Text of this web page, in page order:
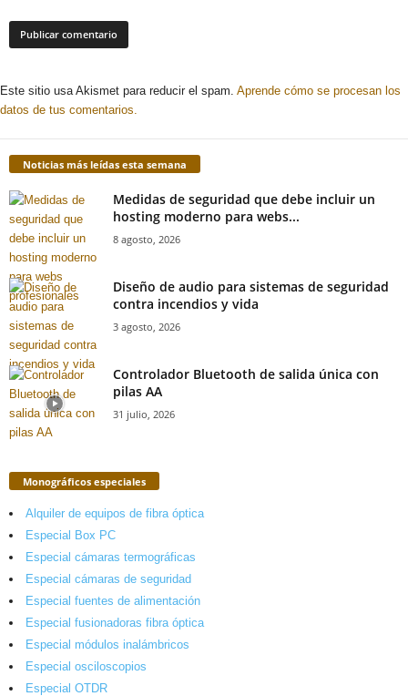
Este sitio usa Akismet para reducir el spam. Aprende cómo se procesan los
datos de tus comentarios.
Noticias más leídas esta semana
Medidas de seguridad que debe incluir un
hosting moderno para webs...
8 agosto, 2026
Diseño de audio para sistemas de seguridad
contra incendios y vida
3 agosto, 2026
Controlador Bluetooth de salida única con
pilas AA
31 julio, 2026
Monográficos especiales
Alquiler de equipos de fibra óptica
Especial Box PC
Especial cámaras termográficas
Especial cámaras de seguridad
Especial fuentes de alimentación
Especial fusionadoras fibra óptica
Especial módulos inalámbricos
Especial osciloscopios
Especial OTDR